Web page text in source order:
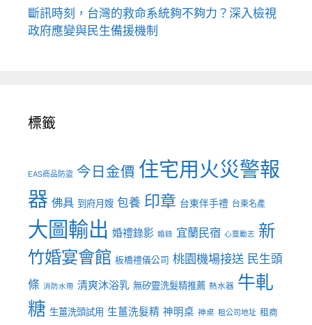
斷訊時刻，台灣的救命系統夠不夠力？深入檢視
政府應變與民生備援機制
標籤
EAS商品防盜 今日金價 住宅用火災警報
器 佛具 到府月嫂 包養 印章 台東伴手禮 台東名產
大圖輸出 婚禮錄影 婚錄 宜蘭民宿 心靈勵志 新
竹婚宴會館 板橋禮儀公司 桃園機場接送 民生頭
條 消防水帶 清爽沐浴乳 無矽靈洗髮精推薦 熱水器 牛軋
糖 生薑洗頭試用 生薑洗髮精 神明桌 神桌 租公司地址 租商